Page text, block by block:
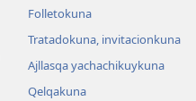
Folletokuna
Tratadokuna, invitacionkuna
Ajllasqa yachachikuykuna
Qelqakuna